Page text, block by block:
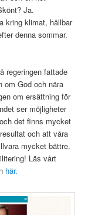
Ja.
kring klimat, hållbar
denna sommar.
regeringen fattade
om God och nära
om ersättning för
ser möjligheter
det finns mycket
och att våra
mycket bättre.
Läs vårt
här.